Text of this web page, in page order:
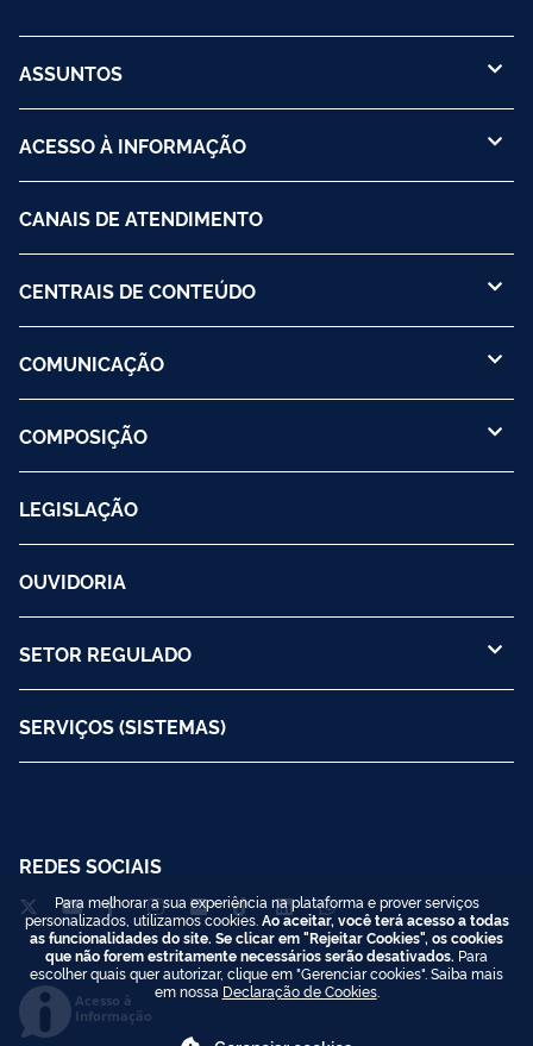
ASSUNTOS
ACESSO À INFORMAÇÃO
CANAIS DE ATENDIMENTO
CENTRAIS DE CONTEÚDO
COMUNICAÇÃO
COMPOSIÇÃO
LEGISLAÇÃO
OUVIDORIA
SETOR REGULADO
SERVIÇOS (SISTEMAS)
REDES SOCIAIS
Acesso à
Informação
Para melhorar a sua experiência na plataforma e prover serviços
personalizados, utilizamos cookies. Ao aceitar, você terá acesso a todas
as funcionalidades do site. Se clicar em "Rejeitar Cookies", os cookies
que não forem estritamente necessários serão desativados. Para
escolher quais quer autorizar, clique em "Gerenciar cookies". Saiba mais
em nossa Declaração de Cookies.